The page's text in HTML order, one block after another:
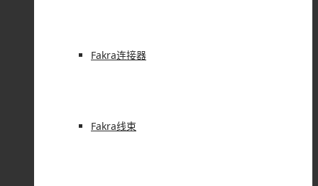
Fakra连接器
Fakra线束